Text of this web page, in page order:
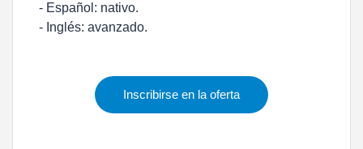
- Español: nativo.
- Inglés: avanzado.
Inscribirse en la oferta